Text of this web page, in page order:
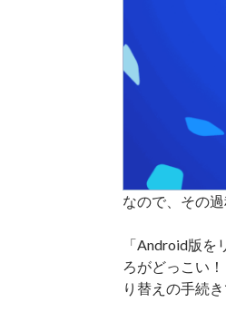
なので、その
「Android版
ろがどっこい
り替えの手続き